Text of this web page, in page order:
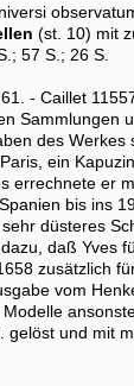
(st. 10) mit
57 S.; 26 S.
- Caillet
Sammlungen
des Werkes
ein
errechnete er
bis ins
düsteres
daß Yves
zusätzlich
vom
gelöst und mit